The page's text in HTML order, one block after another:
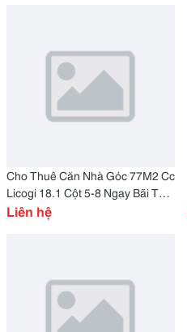
Cho Thuê Căn Nhà Góc 77M2 Cc
Licogi 18.1 Cột 5-8 Ngay Bãi Tắm
Hòn Gai
Liên hệ